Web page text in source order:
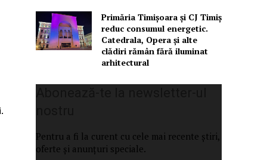
Primăria Timișoara şi CJ Timiș
reduc consumul energetic.
Catedrala, Opera şi alte
clădiri rămân fără iluminat
arhitectural
Pentru a fi la curent cu cele mai recente știri,
oferte și anunțuri speciale.